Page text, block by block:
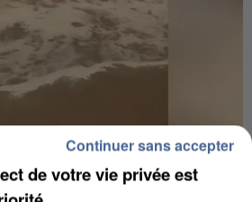
L’OISE EMPORTÉE PAR UNE
EN HAUTE-SAVOIE
de votre vie privée est
Continuer sans accepter